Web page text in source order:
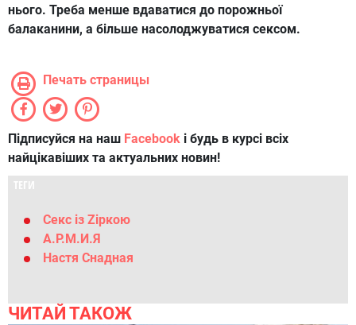
нього. Треба менше вдаватися до порожньої
балаканини, а більше насолоджуватися сексом.
Печать страницы
Підписуйся на наш Facebook і будь в курсі всіх
найцікавіших та актуальних новин!
ТЕГИ
Секс із Zіркою
А.Р.М.И.Я
Настя Снадная
ЧИТАЙ ТАКОЖ